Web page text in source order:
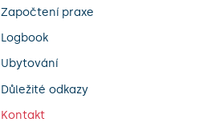
Započtení praxe
Logbook
Ubytování
Důležité odkazy
Kontakt